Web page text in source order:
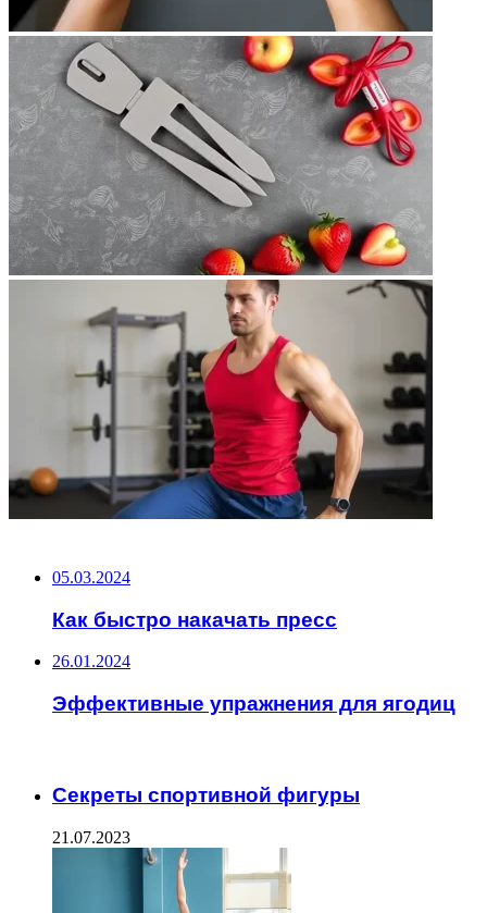
05.03.2024
Как быстро накачать пресс
26.01.2024
Эффективные упражнения для ягодиц
Секреты спортивной фигуры
21.07.2023